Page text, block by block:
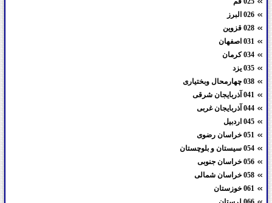
026 البرز
028 قزوین
031 اصفهان
034 کرمان
035 یزد
038 چهارمحال وبختیاری
041 آذربایجان شرقی
044 آذربایجان غربی
045 اردبیل
051 خراسان رضوی
054 سیستان و بلوچستان
056 خراسان جنوبی
058 خراسان شمالی
061 خوزستان